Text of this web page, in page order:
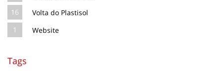
16
Volta do Plastisol
1
Website
Tags